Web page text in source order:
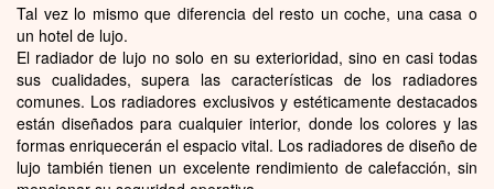
Tal vez lo mismo que diferencia del resto un coche, una casa o
un hotel de lujo.
El radiador de lujo no solo en su exterioridad, sino en casi todas
sus cualidades, supera las características de los radiadores
comunes. Los radiadores exclusivos y estéticamente destacados
están diseñados para cualquier interior, donde los colores y las
formas enriquecerán el espacio vital. Los radiadores de diseño de
lujo también tienen un excelente rendimiento de calefacción, sin